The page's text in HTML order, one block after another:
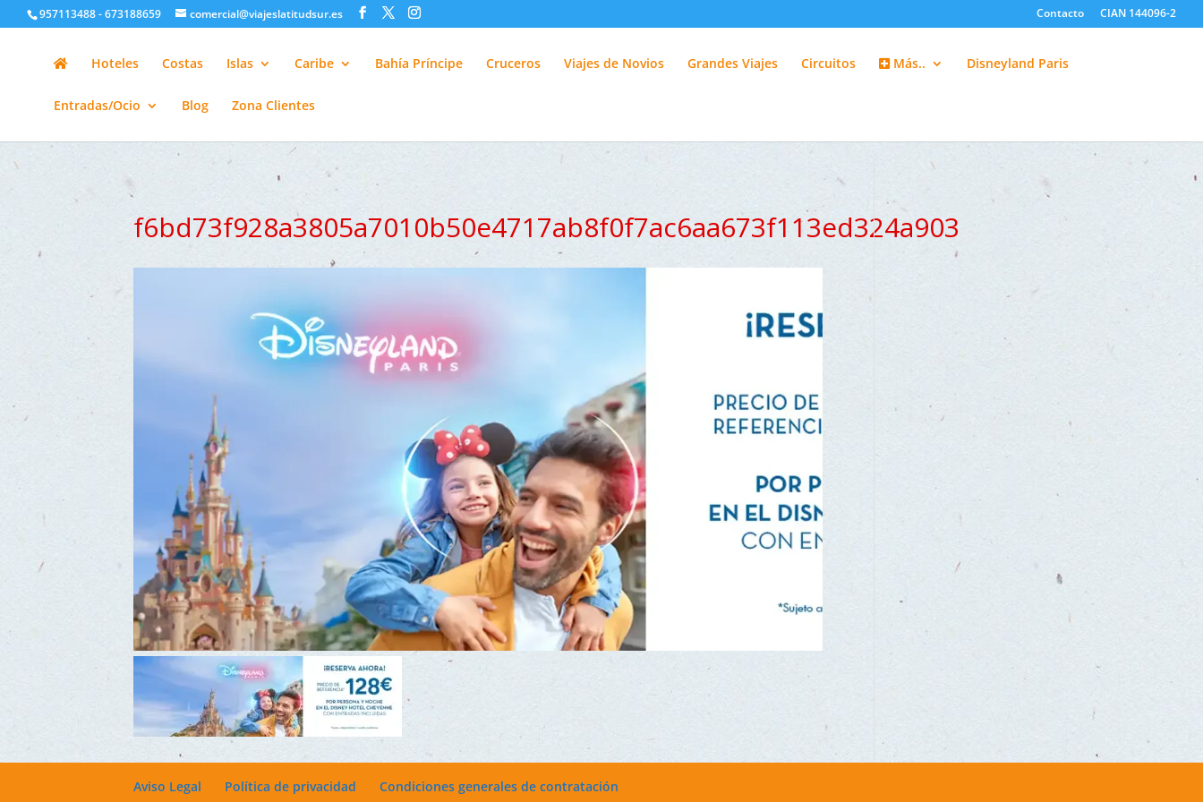
google-site-verification=H6A6AFFbXLQPnewL7da5KWjTFeKytP3gbsCfUlQl-3k
957113488 - 673188659 comercial@viajeslatitudsur.es Contacto CIAN 144096-2
Hoteles Costas Islas Caribe Bahía Príncipe Cruceros Viajes de Novios Grandes Viajes Circuitos Más.. Disneyland Paris
Entradas/Ocio Blog Zona Clientes
f6bd73f928a3805a7010b50e4717ab8f0f7ac6aa673f113ed324a903
Aviso Legal Política de privacidad Condiciones generales de contratación